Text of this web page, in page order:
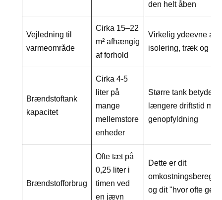
den helt åben
Vejledning til
varmeområde
Cirka 15–22
m² afhængig
af forhold
Virkelig ydeevne
isolering, træk og
Brændstoftank
kapacitet
Cirka 4-5
liter på
mange
mellemstore
enheder
Større tank betyder
længere driftstid
genopfyldning
Brændstofforbrug
Ofte tæt på
0,25 liter i
timen ved
en jævn
Dette er dit
og dit "hvor ofte